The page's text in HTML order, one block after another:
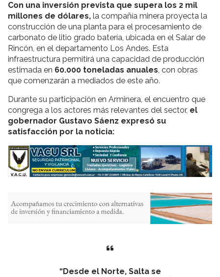
Con una inversión prevista que supera los 2 mil
millones de dólares, la compañía minera proyecta la
construcción de una planta para el procesamiento de
carbonato de litio grado batería, ubicada en el Salar de
Rincón, en el departamento Los Andes. Esta
infraestructura permitirá una capacidad de producción
estimada en 60.000 toneladas anuales, con obras
que comenzarán a mediados de este año.
Durante su participación en Arminera, el encuentro que
congrega a los actores más relevantes del sector, el
gobernador Gustavo Sáenz expresó su
satisfacción por la noticia:
“Desde el Norte, Salta se